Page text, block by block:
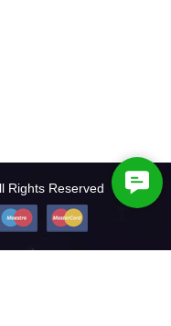
Rights Reserved
C
o